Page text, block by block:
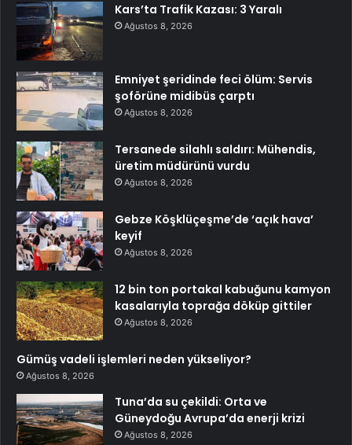
Kars’ta Trafik Kazası: 3 Yaralı
Ağustos 8, 2026
Emniyet şeridinde feci ölüm: Servis
şoförüne midibüs çarptı
Ağustos 8, 2026
Tersanede silahlı saldırı: Mühendis,
üretim müdürünü vurdu
Ağustos 8, 2026
Gebze Köşklüçeşme’de ‘açık hava’
keyif
Ağustos 8, 2026
12 bin ton portakal kabuğunu kamyon
kasalarıyla toprağa döküp gittiler
Ağustos 8, 2026
Gümüş vadeli işlemleri neden yükseliyor?
Ağustos 8, 2026
Tuna’da su çekildi: Orta ve
Güneydoğu Avrupa’da enerji krizi
Ağustos 8, 2026